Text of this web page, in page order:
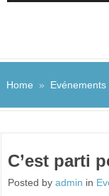
Home » Evénements
C’est parti
Posted byadmin in